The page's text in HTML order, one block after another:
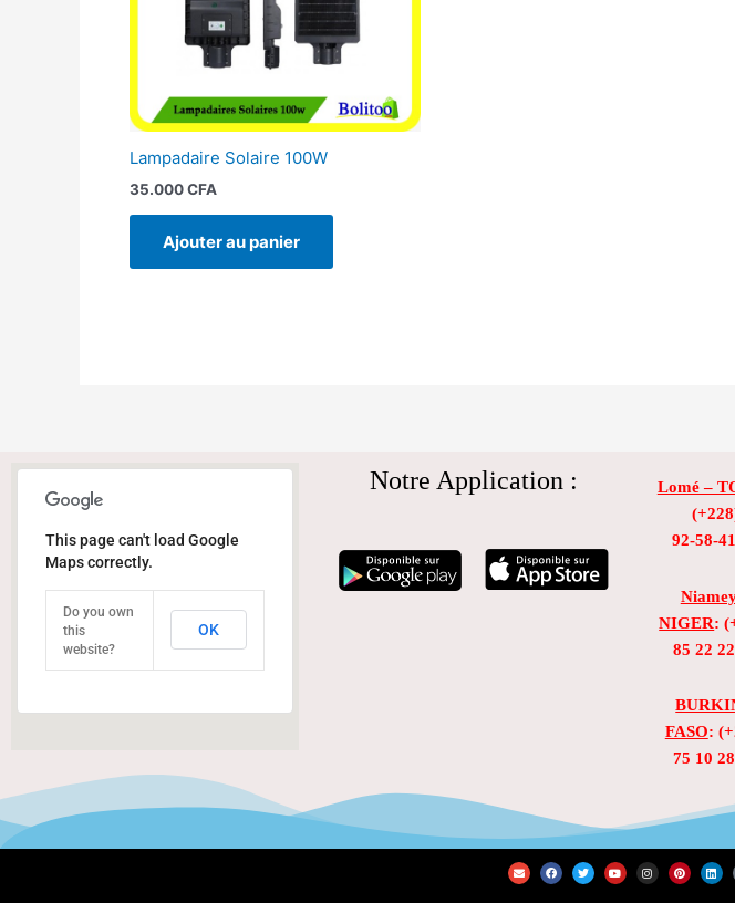
Lampadaire Solaire 100W
35.000CFA
Ajouter au panier
This page can't load Google
Maps correctly.
Do you own
this
website?
OK
Notre Application : Lomé –
92-58-
NIGER:
85 22
FASO:
75 10
E
n
v
F
a
c
T
w
i
Y
o
u
I
n
s
P
i
n
L
i
n